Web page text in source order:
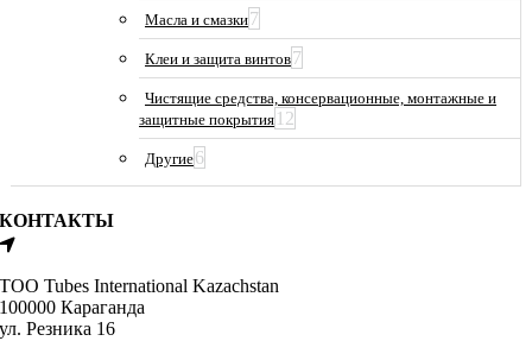
Масла и смазки7
Клеи и защита винтов7
Чистящие средства, консервационные, монтажные и
защитные покрытия 12
Другие6
КОНТАКТЫ
ТОО Tubes International Kazachstan
100000 Караганда
ул. Резника 16